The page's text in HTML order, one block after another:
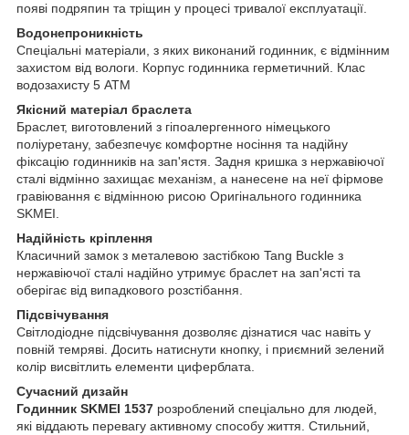
появі подряпин та тріщин у процесі тривалої експлуатації.
Водонепроникність
Спеціальні матеріали, з яких виконаний годинник, є відмінним
захистом від вологи. Корпус годинника герметичний. Клас
водозахисту 5 АТМ
Якісний матеріал браслета
Браслет, виготовлений з гіпоалергенного німецького
поліуретану, забезпечує комфортне носіння та надійну
фіксацію годинників на зап'ястя. Задня кришка з нержавіючої
сталі відмінно захищає механізм, а нанесене на неї фірмове
гравіювання є відмінною рисою Оригінального годинника
SKMEI.
Надійність кріплення
Класичний замок з металевою застібкою Tang Buckle з
нержавіючої сталі надійно утримує браслет на зап'ясті та
оберігає від випадкового розстібання.
Підсвічування
Світлодіодне підсвічування дозволяє дізнатися час навіть у
повній темряві. Досить натиснути кнопку, і приємний зелений
колір висвітлить елементи циферблата.
Сучасний дизайн
Годинник SKMEI 1537 розроблений спеціально для людей,
які віддають перевагу активному способу життя. Стильний,